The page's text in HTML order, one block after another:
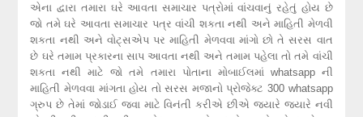
એના દ્વારા તમારા ઘરે આવતા સમાચાર પત્રોમાં વાંચવાનું રહેતું હોય છે
જો તમે ઘરે આવતા સમાચાર પત્ર વાંચી શકતા નથી અને માહિતી મેળવી
શકતા નથી અને વોટ્સએપ પર માહિતી મેળવવા માંગો છો તે સરસ વાત
છે ઘરે તમામ પ્રકારના સાપ આવતા નથી અને તમામ પહેલા તો તમે વાંચી
શકતા નથી માટે જો તમે તમારા પોતાના મોબાઈલમાં whatsapp ની
માહિતી મેળવવા માંગતા હોય તો સરસ મજાનો પ્રોજેક્ટ 300 whatsapp
ગ્રુપ છે તેમાં જોડાઈ જવા માટે વિનંતી કરીએ છીએ જ્યારે જ્યારે નવી